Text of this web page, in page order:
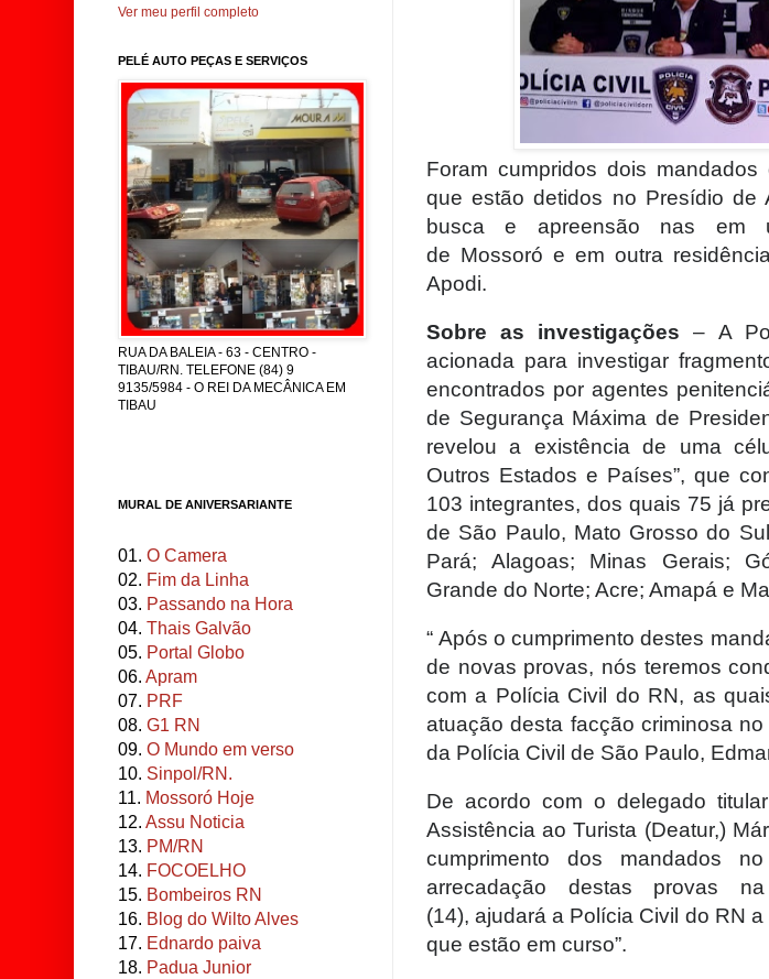
Foram cumpridos dois
que estão detidos no Presídio de
busca e apreensão nas em
de Mossoró e em outra
Apodi.
Sobre as investigações – A
acionada para investigar
encontrados por agentes
de Segurança Máxima de
revelou a existência de uma
Outros Estados e Países”, que
103 integrantes, dos quais 75 já
de São Paulo, Mato Grosso do
Pará; Alagoas; Minas Gerais;
Grande do Norte; Acre; Amapá e
“ Após o cumprimento destes
de novas provas, nós teremos
com a Polícia Civil do RN, as
atuação desta facção criminosa
da Polícia Civil de São Paulo,
De acordo com o delegado
Assistência ao Turista (Deatur,)
cumprimento dos mandados
arrecadação destas provas
(14), ajudará a Polícia Civil do RN
que estão em curso”.
Ver meu perfil completo
PELÉ AUTO PEÇAS E SERVIÇOS
RUA DA BALEIA - 63 - CENTRO -
TIBAU/RN. TELEFONE (84) 9
9135/5984 - O REI DA MECÂNICA EM
TIBAU
MURAL DE ANIVERSARIANTE
01. O Camera
02. Fim da Linha
03. Passando na Hora
04. Thais Galvão
05. Portal Globo
06. Apram
07. PRF
08. G1 RN
09. O Mundo em verso
10. Sinpol/RN.
11. Mossoró Hoje
12. Assu Noticia
13. PM/RN
14. FOCOELHO
15. Bombeiros RN
16. Blog do Wilto Alves
17. Ednardo paiva
18. Padua Junior